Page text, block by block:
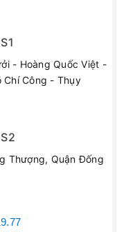
- Hoàng Quốc Việt -
Chí Công - Thụy
Thượng, Quận Đống